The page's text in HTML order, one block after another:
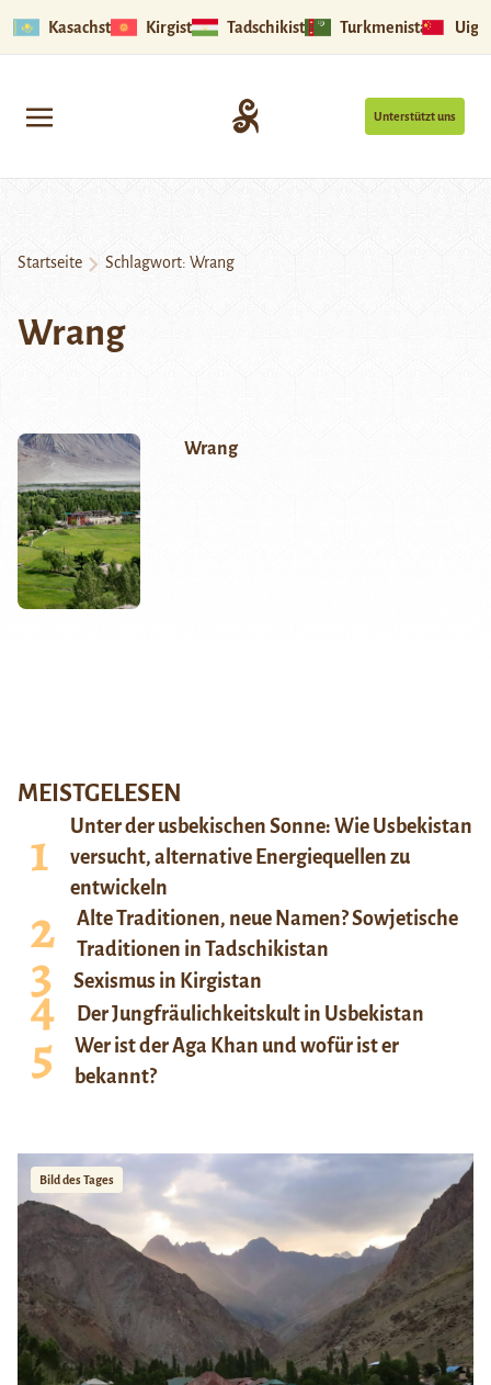
Kasachstan Kirgistan Tadschikistan Turkmenistan
Unterstützt uns
Startseite Schlagwort: Wrang
Wrang
Wrang
MEISTGELESEN
Unter der usbekischen Sonne: Wie Usbekistan
versucht, alternative Energiequellen zu
entwickeln
Alte Traditionen, neue Namen? Sowjetische
Traditionen in Tadschikistan
Sexismus in Kirgistan
Der Jungfräulichkeitskult in Usbekistan
Wer ist der Aga Khan und wofür ist er
bekannt?
Bild des Tages